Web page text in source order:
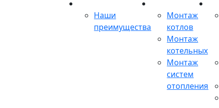
Наши
преимущества
Монтаж
котлов
Монтаж
котельных
Монтаж
систем
отопления